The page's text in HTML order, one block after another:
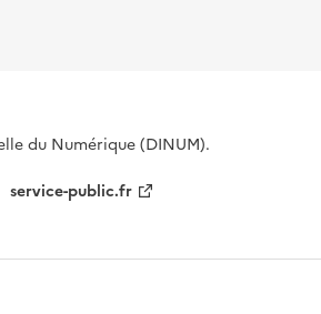
du Numérique (DINUM).
service-public.fr